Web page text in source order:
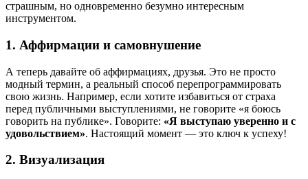
страшным, но одновременно безумно интересным
инструментом.
1. Аффирмации и самовнушение
А теперь давайте об аффирмациях, друзья. Это не просто
модный термин, а реальный способ перепрограммировать
свою жизнь. Например, если хотите избавиться от страха
перед публичными выступлениями, не говорите «я боюсь
говорить на публике». Говорите: «Я выступаю уверенно и с
удовольствием». Настоящий момент — это ключ к успеху!
2. Визуализация